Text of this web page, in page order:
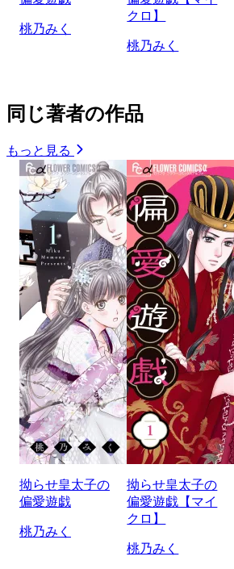
桃乃みく
クロ】
桃乃みく
同じ著者の作品
もっと見る
拗らせ皇太子の
偏愛遊戯
桃乃みく
拗らせ皇太子の
偏愛遊戯【マイ
クロ】
桃乃みく